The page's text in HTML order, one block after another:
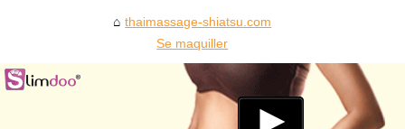
thaimassage-shiatsu.com
Se maquiller